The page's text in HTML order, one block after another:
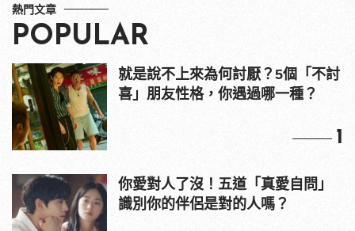
熱門文章
POPULAR
就是說不上來為何討厭？5個「不討
喜」朋友性格，你遇過哪一種？
1
你愛對人了沒！五道「真愛自問」
識別你的伴侶是對的人嗎？